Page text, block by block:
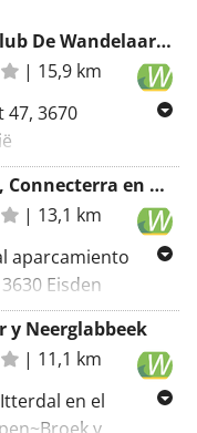
Donderslagwandeling Wandelclub De Wandelaar 2022
| 15,9 km
47, 3670
47, 3670
- kortste, Manueel
Parque Nacional Hoge Kempen, Connecterra en Eisden (Maasmechelen)
| 13,1 km
aparcamiento
Eisden
Caminata
mayo de 2020.
en el terreno, los
rojo y amarillo
y Neerglabbeek
| 11,1 km
en el